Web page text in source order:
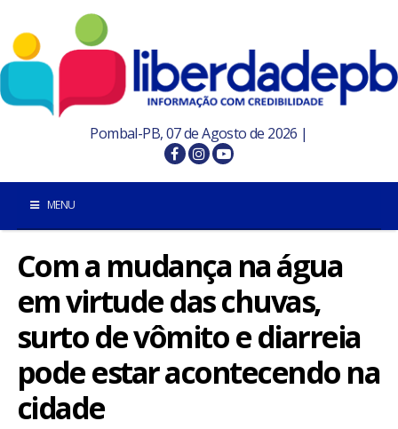
Pombal-PB, 07 de Agosto de 2026 |
MENU
INÍCIO
POMBAL E REGIÃO
BRASIL
Com a mudança na água
em virtude das chuvas,
surto de vômito e diarreia
pode estar acontecendo na
cidade